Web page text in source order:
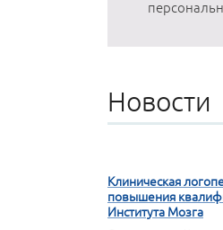
Новости
Клиническая
повышения
Института Мозга